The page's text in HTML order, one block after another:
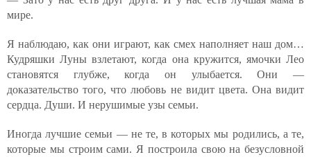
мире.
Я наблюдаю, как они играют, как смех наполняет наш дом…
Кудряшки Луны взлетают, когда она кружится, ямочки Лео
становятся глубже, когда он улыбается. Они —
доказательство того, что любовь не видит цвета. Она видит
сердца. Души. И нерушимые узы семьи.
Иногда лучшие семьи — не те, в которых мы родились, а те,
которые мы строим сами. Я построила свою на безусловной